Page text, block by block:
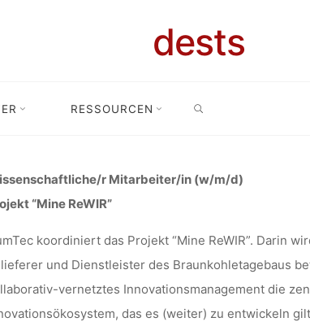
dests
RESSOURCEN
“MINE
Promotionsstellen (65%) im Projekt “Mine ReWIR”
r Mitarbeiter/in (w/m/d)
“Mine ReWIR”
koordiniert das Projekt “Mine ReWIR”. Darin
und Dienstleister des Braunkohletagebaus
vernetztes Innovationsmanagement die
das es (weiter) zu entwickeln